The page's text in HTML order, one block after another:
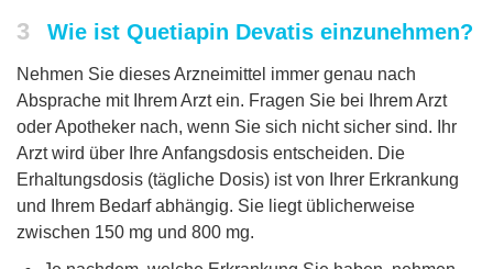
3 Wie ist Quetiapin Devatis einzunehmen?
Nehmen Sie dieses Arzneimittel immer genau nach
Absprache mit Ihrem Arzt ein. Fragen Sie bei Ihrem Arzt
oder Apotheker nach, wenn Sie sich nicht sicher sind. Ihr
Arzt wird über Ihre Anfangsdosis entscheiden. Die
Erhaltungsdosis (tägliche Dosis) ist von Ihrer Erkrankung
und Ihrem Bedarf abhängig. Sie liegt üblicherweise
zwischen 150 mg und 800 mg.